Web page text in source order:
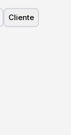
Cliente